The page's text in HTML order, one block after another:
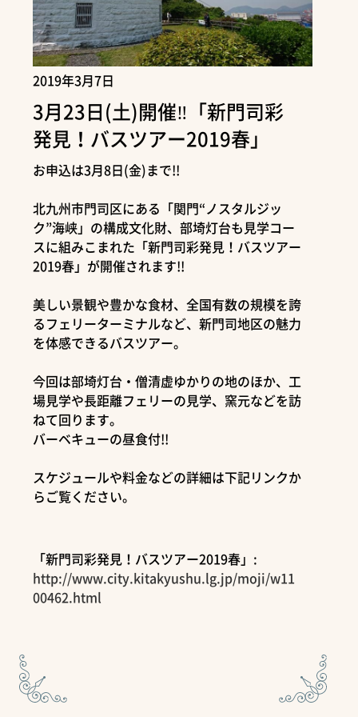
2019年3月7日
3月23日(土)開催‼「新門司彩
発見！バスツアー2019春」
お申込は3月8日(金)まで!!
北九州市門司区にある「関門“ノスタルジッ
ク”海峡」の構成文化財、部埼灯台も見学コー
スに組みこまれた「新門司彩発見！バスツアー
2019春」が開催されます!!
美しい景観や豊かな食材、全国有数の規模を誇
るフェリーターミナルなど、新門司地区の魅力
を体感できるバスツアー。
今回は部埼灯台・僧清虚ゆかりの地のほか、工
場見学や長距離フェリーの見学、窯元などを訪
ねて回ります。
バーベキューの昼食付!!
スケジュールや料金などの詳細は下記リンクか
らご覧ください。
「新門司彩発見！バスツアー2019春」:
http://www.city.kitakyushu.lg.jp/moji/w11
00462.html